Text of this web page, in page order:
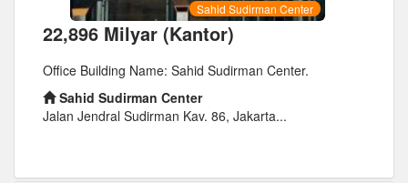
Sahid Sudirman Center
22,896 Milyar (Kantor)
Office Building Name: Sahid Sudirman Center.
Sahid Sudirman Center
Jalan Jendral Sudirman Kav. 86, Jakarta...